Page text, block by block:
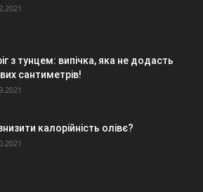
з тунцем: випічка, яка не додасть
сантиметрів!
калорійність олівє?